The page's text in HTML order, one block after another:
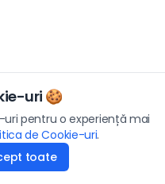
uri 🍪
pentru o experiență mai
de Cookie-uri.
toate